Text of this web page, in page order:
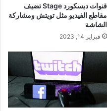
قنوات ديسكورد Stage تضيف
مقاطع الفيديو مثل تويتش ومشاركة
الشاشة
فبراير 14, 2023